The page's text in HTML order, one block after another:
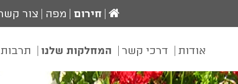
עמוד
הבית
חירום מפה צור
אודות דרכי קשר המחלקות שלנו